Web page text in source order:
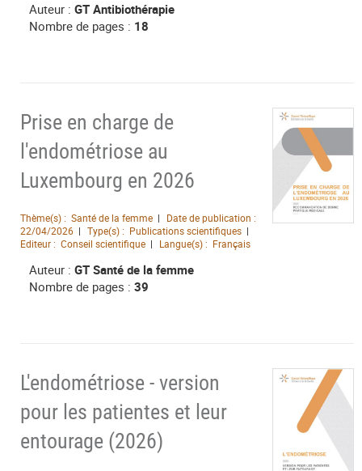
Auteur : GT Antibiothérapie
Nombre de pages : 18
Prise en charge de
l'endométriose au
Luxembourg en 2026
Thème(s) : Santé de la femme
Date de publication :
22/04/2026
Type(s) : Publications scientifiques
Editeur : Conseil scientifique Langue(s) : Français
Auteur : GT Santé de la femme
Nombre de pages : 39
L'endométriose - version
pour les patientes et leur
entourage (2026)